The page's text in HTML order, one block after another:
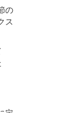
の
ス